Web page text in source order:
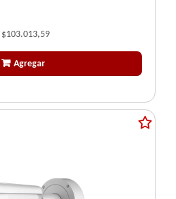
$103.013,59
Agregar